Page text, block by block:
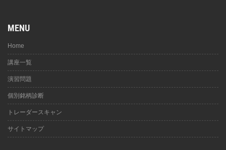
MENU
Home
講座一覧
演習問題
個別銘柄診断
トレーダースキャン
サイトマップ